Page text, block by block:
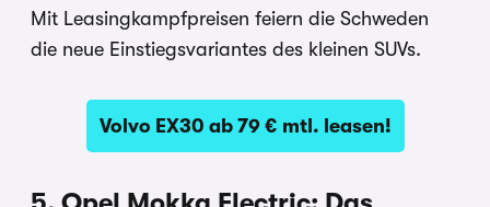
Mit Leasingkampfpreisen feiern die Schweden
die neue Einstiegsvariantes des kleinen SUVs.
Volvo EX30 ab 79 € mtl. leasen!